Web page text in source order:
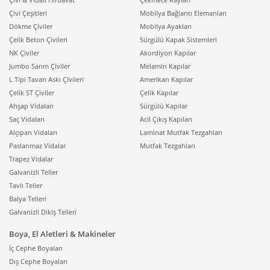
ticari alanlarda, taşıyıcı kurguda yapılan küçük bir hata
bile yüzeyde dalgalanma, modül kayması veya titreşim
kaynaklı ses oluşumu olarak kendini gösterebilir. Bu
nedenle montaj aşamasında kullanılan bağlantı
elemanlarının kalitesi önemlidir. Projeye uygun montaj
ve sabitleme parçalarını seçmek için
Sistem
Aksesuarları
kategorisi, metal tavan kurulumlarında
önemli bir tamamlayıcı kaynaktır.
Metal tavan sistemleri çoğu zaman tavan içinde yoğun
teknik altyapı barındırır. Havalandırma kanalları,
yangın tesisatı, aydınlatma hatları, sensörler ve kablo
taşıma sistemleri, asma tavan boşluğunda konumlanır.
Bu altyapıların düzenli şekilde planlanması, hem
tavanın “temiz” görünmesini sağlar hem de servis ve
bakım süreçlerini kolaylaştırır. Metal asma tavanın
modüler yapısı, doğru planlandığında bakım avantajı
sunar; ancak her projede bazı noktalara doğrudan
erişim gerekebilir. Bu tür durumlarda sistemin
bozulmadan müdahale edilebilmesi için
Çivi Çeşitleri
Dökme Çiviler
Çelik Beton Çivileri
NK Çiviler
Jumbo Sarım Çiviler
L Tipi Tavan Askı Çivileri
Çelik ST Çiviler
Ahşap Vidaları
Saç Vidaları
Alçıpan Vidaları
Paslanmaz Vidalar
Trapez Vidalar
Galvanizli Teller
Tavlı Teller
Balya Telleri
Galvanizli Dikiş Telleri
Mobilya Bağlantı Elemanları
Mobilya Ayakları
Sürgülü Kapak Sistemleri
Akordiyon Kapılar
Melamin Kapılar
Amerikan Kapılar
Çelik Kapılar
Sürgülü Kapılar
Acil Çıkış Kapıları
Laminat Mutfak Tezgahları
Mutfak Tezgahları
Boya, El Aletleri & Makineler
İç Cephe Boyaları
Dış Cephe Boyaları